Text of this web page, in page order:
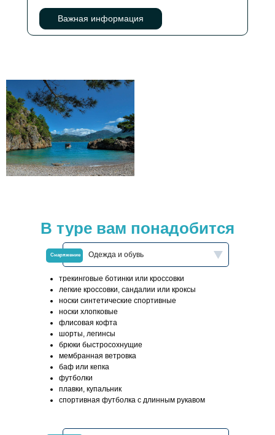
Важная информация
В туре вам понадобится
Снаряжение Одежда и обувь
трекинговые ботинки или кроссовки
легкие кроссовки, сандалии или кроксы
носки синтетические спортивные
носки хлопковые
флисовая кофта
шорты, легинсы
брюки быстросохнущие
мембранная ветровка
баф или кепка
футболки
плавки, купальник
спортивная футболка с длинным рукавом